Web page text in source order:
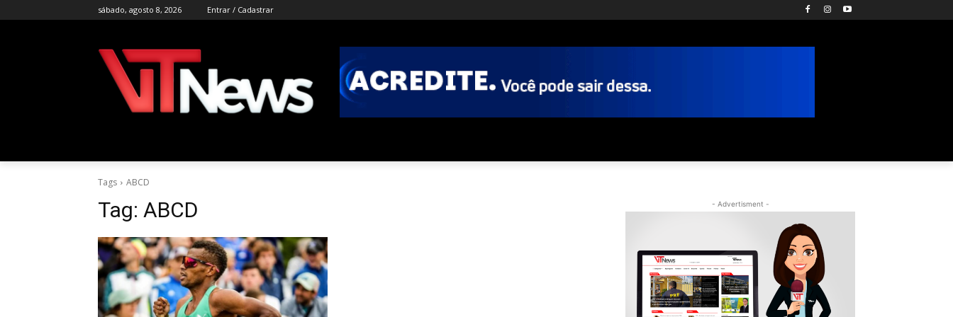
sábado, agosto 8, 2026 Entrar / Cadastrar
Tags ABCD
Tag: ABCD - Advertisment -